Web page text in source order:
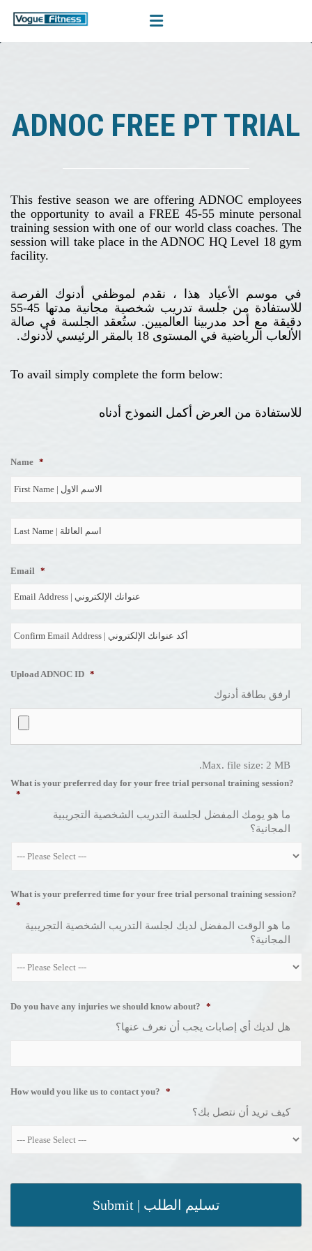
ADNOC FREE PT TRIAL
This festive season we are offering ADNOC employees
the opportunity to avail a FREE 45-55 minute personal
training session with one of our world class coaches. The
session will take place in the ADNOC HQ Level 18 gym
facility.
في موسم الأعياد هذا ، نقدم لموظفي أدنوك الفرصة
للاستفادة من جلسة تدريب شخصية مجانية مدتها 45-55
دقيقة مع أحد مدربينا العالميين. ستُعقد الجلسة في صالة
الألعاب الرياضية في المستوى 18 بالمقر الرئيسي لأدنوك.
To avail simply complete the form below:
للاستفادة من العرض أكمل النموذج أدناه
Name *
Email *
Upload ADNOC ID *
ارفق بطاقة أدنوك
Max. file size: 2 MB.
What is your preferred day for your free trial personal training session?
*
ما هو يومك المفضل لجلسة التدريب الشخصية التجريبية
المجانية؟
What is your preferred time for your free trial personal training session?
*
ما هو الوقت المفضل لديك لجلسة التدريب الشخصية التجريبية
المجانية؟
Do you have any injuries we should know about? *
هل لديك أي إصابات يجب أن نعرف عنها؟
How would you like us to contact you? *
كيف تريد أن نتصل بك؟